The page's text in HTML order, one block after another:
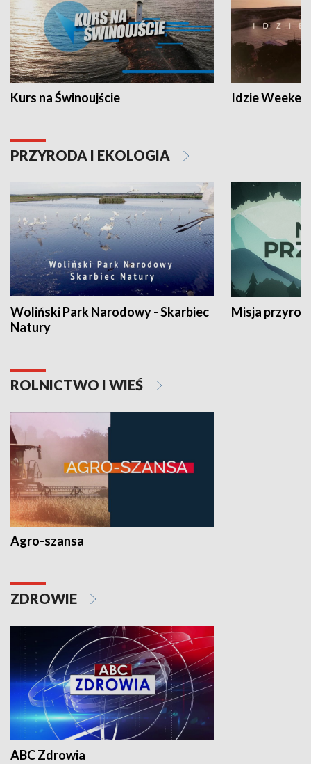
Kurs na Świnoujście Idzie
PRZYRODA I EKOLOGIA
Woliński Park Narodowy - Skarbiec
Natury
Misja
ROLNICTWO I WIEŚ
Agro-szansa
ZDROWIE
ABC Zdrowia